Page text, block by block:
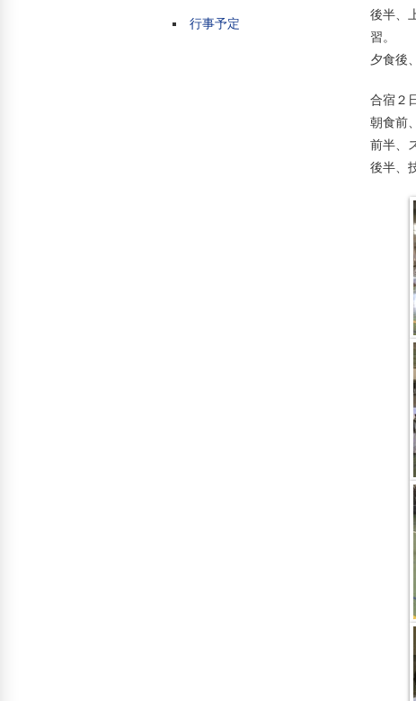
行事予定
後半、
習。
夕食後
合宿２
朝食前
前半、
後半、